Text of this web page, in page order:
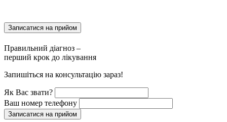
Записатися на прийом
Правильний діагноз –
перший крок до лікування
Запишіться на консультацію зараз!
Як Вас звати?
Ваш номер телефону
Записатися на прийом